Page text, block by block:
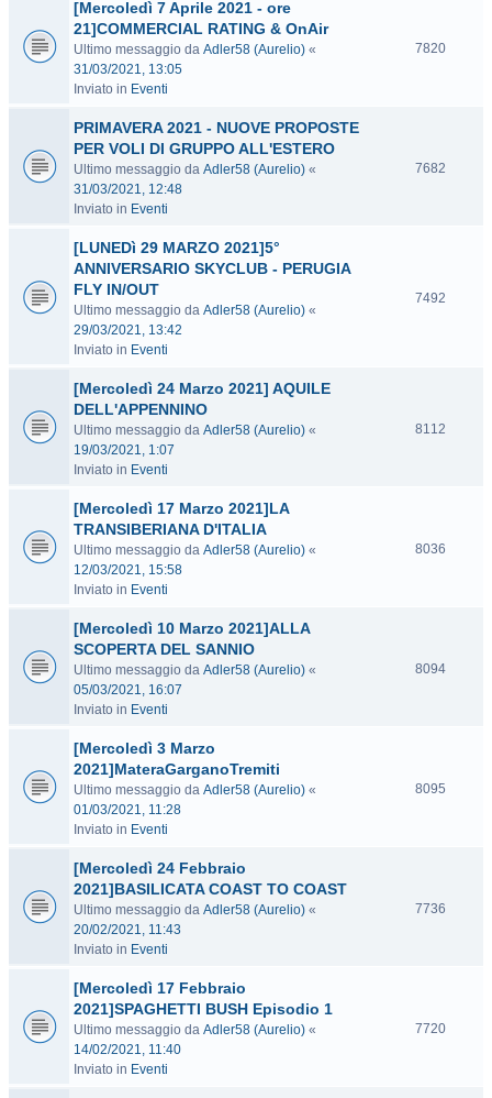
[Mercoledì 7 Aprile 2021 - ore
21]COMMERCIAL RATING & OnAir
Ultimo messaggio da Adler58 (Aurelio) «
31/03/2021, 13:05
Inviato in Eventi
7820
PRIMAVERA 2021 - NUOVE PROPOSTE
PER VOLI DI GRUPPO ALL'ESTERO
Ultimo messaggio da Adler58 (Aurelio) «
31/03/2021, 12:48
Inviato in Eventi
7682
[LUNEDì 29 MARZO 2021]5°
ANNIVERSARIO SKYCLUB - PERUGIA
FLY IN/OUT
Ultimo messaggio da Adler58 (Aurelio) «
29/03/2021, 13:42
Inviato in Eventi
7492
[Mercoledì 24 Marzo 2021] AQUILE
DELL'APPENNINO
Ultimo messaggio da Adler58 (Aurelio) «
19/03/2021, 1:07
Inviato in Eventi
8112
[Mercoledì 17 Marzo 2021]LA
TRANSIBERIANA D'ITALIA
Ultimo messaggio da Adler58 (Aurelio) «
12/03/2021, 15:58
Inviato in Eventi
8036
[Mercoledì 10 Marzo 2021]ALLA
SCOPERTA DEL SANNIO
Ultimo messaggio da Adler58 (Aurelio) «
05/03/2021, 16:07
Inviato in Eventi
8094
[Mercoledì 3 Marzo
2021]MateraGarganoTremiti
Ultimo messaggio da Adler58 (Aurelio) «
01/03/2021, 11:28
Inviato in Eventi
8095
[Mercoledì 24 Febbraio
2021]BASILICATA COAST TO COAST
Ultimo messaggio da Adler58 (Aurelio) «
20/02/2021, 11:43
Inviato in Eventi
7736
[Mercoledì 17 Febbraio
2021]SPAGHETTI BUSH Episodio 1
Ultimo messaggio da Adler58 (Aurelio) «
14/02/2021, 11:40
Inviato in Eventi
7720